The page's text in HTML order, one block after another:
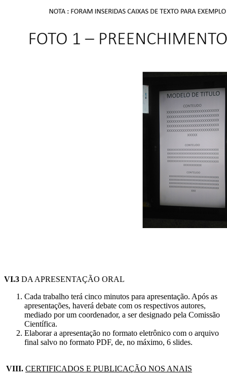
VI.3 DA APRESENTAÇÃO ORAL
Cada trabalho terá cinco minutos para apresentação. Após as
apresentações, haverá debate com os respectivos autores,
mediado por um coordenador, a ser designado pela Comissão
Científica.
Elaborar a apresentação no formato eletrônico com o arquivo
final salvo no formato PDF, de, no máximo, 6 slides.
VIII. CERTIFICADOS E PUBLICAÇÃO NOS ANAIS